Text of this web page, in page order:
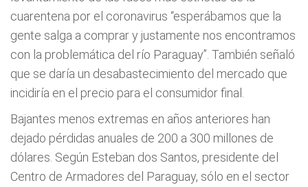
cuarentena por el coronavirus “esperábamos que la
gente salga a comprar y justamente nos encontramos
con la problemática del río Paraguay”. También señaló
que se daría un desabastecimiento del mercado que
incidiría en el precio para el consumidor final.
Bajantes menos extremas en años anteriores han
dejado pérdidas anuales de 200 a 300 millones de
dólares. Según Esteban dos Santos, presidente del
Centro de Armadores del Paraguay, sólo en el sector